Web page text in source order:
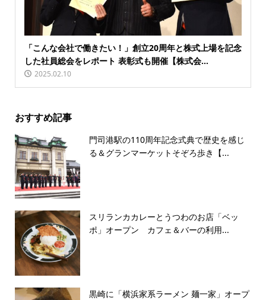
「こんな会社で働きたい！」創立20周年と株式上場を記念
した社員総会をレポート 表彰式も開催【株式会...
2025.02.10
おすすめ記事
門司港駅の110周年記念式典で歴史を感じ
る＆グランマーケットそぞろ歩き【...
スリランカカレーとうつわのお店「ベッ
ポ」オープン カフェ＆バーの利用...
黒崎に「横浜家系ラーメン 麺一家」オープ